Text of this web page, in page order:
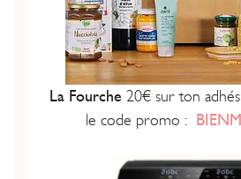
La Fourche 20€ sur ton
le code promo :